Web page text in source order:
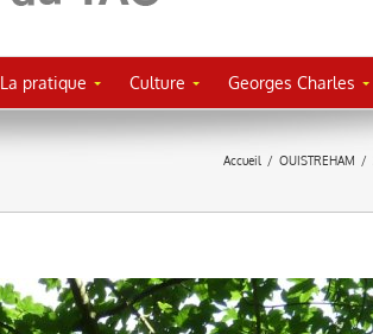
La pratique Culture Georges Charles
Accueil / OUISTREHAM /